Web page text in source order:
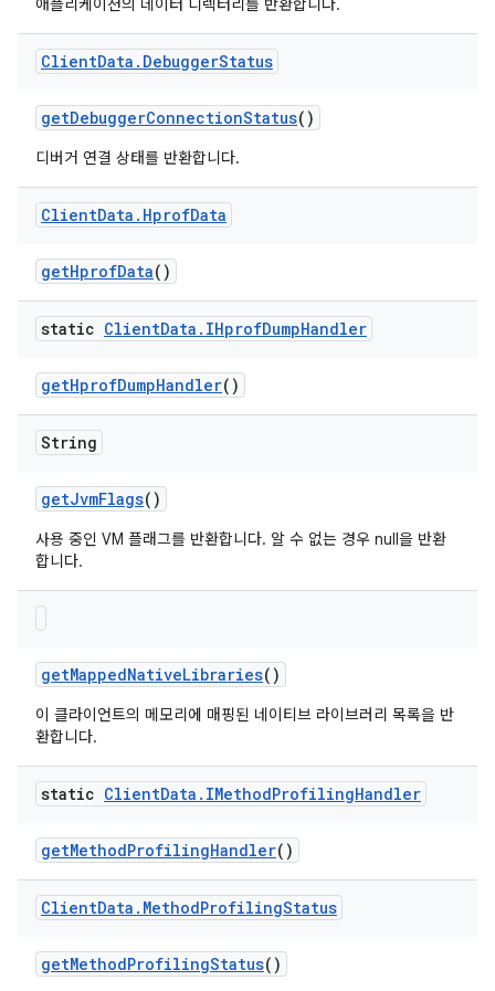
애플리케이션의 데이터 디렉터리를 반환합니다.
ClientData . DebuggerStatus
getDebuggerConnectionStatus()
디버거 연결 상태를 반환합니다.
ClientData . HprofData
getHprofData()
static ClientData . IHprofDumpHandler
getHprofDumpHandler()
String
getJvmFlags()
사용 중인 VM 플래그를 반환합니다. 알 수 없는 경우 null을 반환
합니다.
getMappedNativeLibraries()
이 클라이언트의 메모리에 매핑된 네이티브 라이브러리 목록을 반
환합니다.
static ClientData . IMethodProfilingHandler
getMethodProfilingHandler()
ClientData . MethodProfilingStatus
getMethodProfilingStatus()